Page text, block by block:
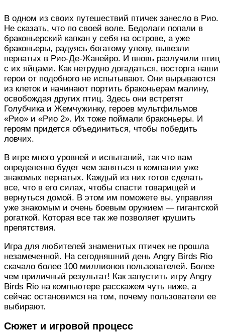
В одном из своих путешествий птичек занесло в Рио.
Не сказать, что по своей воле. Бедолаги попали в
браконьерский капкан у себя на острове, а уже
браконьеры, радуясь богатому улову, вывезли
пернатых в Рио-Де-Жанейро. И вновь разлучили птиц
с их яйцами. Как нетрудно догадаться, восторга наши
герои от подобного не испытывают. Они вырываются
из клеток и начинают портить браконьерам малину,
освобождая других птиц. Здесь они встретят
Голубчика и Жемчужинку, героев мультфильмов
«Рио» и «Рио 2». Их тоже поймали браконьеры. И
героям придется объединиться, чтобы победить
ловчих.
В игре много уровней и испытаний, так что вам
определенно будет чем заняться в компании уже
знакомых пернатых. Каждый из них готов сделать
все, что в его силах, чтобы спасти товарищей и
вернуться домой. В этом им поможете вы, управляя
уже знакомым и очень боевым оружием — гигантской
рогаткой. Которая все так же позволяет крушить
препятствия.
Игра для любителей знаменитых птичек не прошла
незамеченной. На сегодняшний день Angry Birds Rio
скачало более 100 миллионов пользователей. Более
чем приличный результат! Как запустить игру Angry
Birds Rio на компьютере расскажем чуть ниже, а
сейчас остановимся на том, почему пользователи ее
выбирают.
Сюжет и игровой процесс